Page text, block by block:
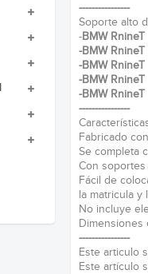
----------------
Soporte alto
-BMW
-BMW
-BMW RnineT
-BMW RnineT
-BMW
----------------
Fabricado
Se completa
Con
Fácil de
la matricula y
No incluye
Dimensiones
----------------
Este articulo
Este artículo